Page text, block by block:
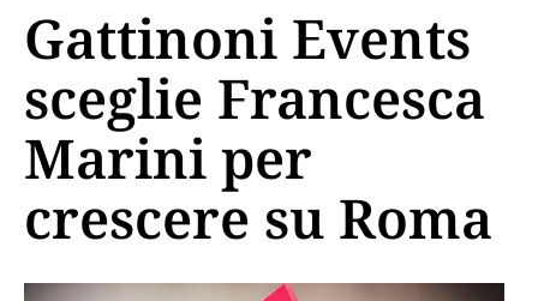
Gattinoni Events
sceglie Francesca
Marini per
crescere su Roma